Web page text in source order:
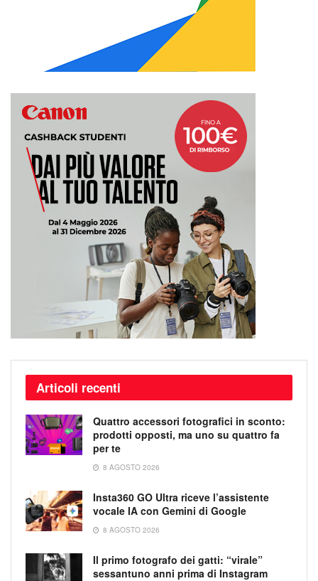
Articoli recenti
Quattro accessori fotografici in sconto:
prodotti opposti, ma uno su quattro fa
per te
8 AGOSTO 2026
Insta360 GO Ultra riceve l’assistente
vocale IA con Gemini di Google
8 AGOSTO 2026
Il primo fotografo dei gatti: “virale”
sessantuno anni prima di Instagram